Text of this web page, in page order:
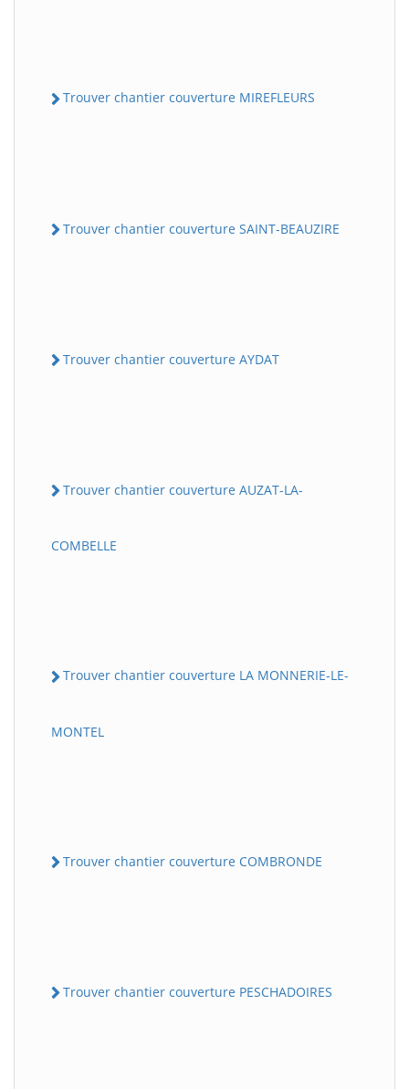
Trouver chantier couverture MIREFLEURS
Trouver chantier couverture SAINT-BEAUZIRE
Trouver chantier couverture AYDAT
Trouver chantier couverture AUZAT-LA-
COMBELLE
Trouver chantier couverture LA MONNERIE-LE-
MONTEL
Trouver chantier couverture COMBRONDE
Trouver chantier couverture PESCHADOIRES